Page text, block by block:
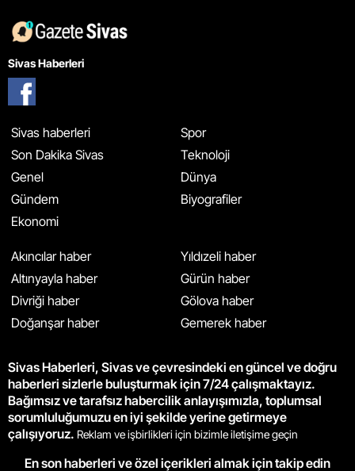
Sivas Haberleri
Sivas haberleri
Son Dakika Sivas
Genel
Gündem
Ekonomi
Spor
Teknoloji
Dünya
Biyografiler
Akıncılar haber
Altınyayla haber
Divriği haber
Doğanşar haber
Yıldızeli haber
Gürün haber
Gölova haber
Gemerek haber
Sivas Haberleri, Sivas ve çevresindeki en güncel ve doğru
haberleri sizlerle buluşturmak için 7/24 çalışmaktayız.
Bağımsız ve tarafsız habercilik anlayışımızla, toplumsal
sorumluluğumuzu en iyi şekilde yerine getirmeye
çalışıyoruz. Reklam ve işbirlikleri için bizimle iletişime geçin
En son haberleri ve özel içerikleri almak için takip edin